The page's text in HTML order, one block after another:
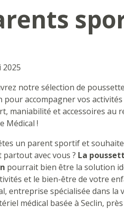
2025
notre sélection de
pour accompagner vos
maniabilité et accessoires au
Médical !
un parent sportif et
partout avec vous ? La
pourrait bien être la solution
et le bien-être de votre
entreprise spécialisée dans la
médical basée à Seclin,